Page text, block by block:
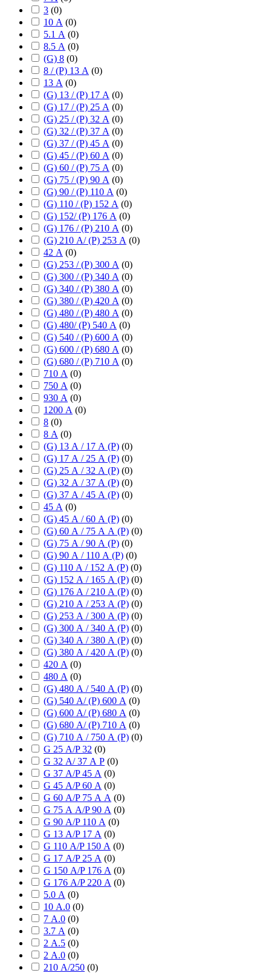
3 (0)
10 А (0)
5.1 А (0)
8.5 А (0)
(G) 8 (0)
8 / (P) 13 А (0)
13 А (0)
(G) 13 / (P) 17 А (0)
(G) 17 / (P) 25 А (0)
(G) 25 / (P) 32 А (0)
(G) 32 / (P) 37 А (0)
(G) 37 / (P) 45 А (0)
(G) 45 / (P) 60 А (0)
(G) 60 / (P) 75 А (0)
(G) 75 / (P) 90 А (0)
(G) 90 / (P) 110 А (0)
(G) 110 / (P) 152 А (0)
(G) 152/ (P) 176 А (0)
(G) 176 / (P) 210 А (0)
(G) 210 А/ (P) 253 А (0)
42 А (0)
(G) 253 / (P) 300 А (0)
(G) 300 / (P) 340 А (0)
(G) 340 / (P) 380 А (0)
(G) 380 / (P) 420 А (0)
(G) 480 / (P) 480 А (0)
(G) 480/ (P) 540 А (0)
(G) 540 / (P) 600 А (0)
(G) 600 / (P) 680 А (0)
(G) 680 / (P) 710 А (0)
710 А (0)
750 А (0)
930 А (0)
1200 А (0)
8 (0)
8 А (0)
(G) 13 А / 17 А (P) (0)
(G) 17 А / 25 А (P) (0)
(G) 25 А / 32 А (P) (0)
(G) 32 А / 37 А (P) (0)
(G) 37 А / 45 А (P) (0)
45 А (0)
(G) 45 А / 60 А (P) (0)
(G) 60 А / 75 А А (P) (0)
(G) 75 А / 90 А (P) (0)
(G) 90 А / 110 А (P) (0)
(G) 110 А / 152 А (P) (0)
(G) 152 А / 165 А (P) (0)
(G) 176 А / 210 А (P) (0)
(G) 210 А / 253 А (P) (0)
(G) 253 А / 300 А (P) (0)
(G) 300 А / 340 А (P) (0)
(G) 340 А / 380 А (P) (0)
(G) 380 А / 420 А (P) (0)
420 А (0)
480 А (0)
(G) 480 А / 540 А (P) (0)
(G) 540 А/ (P) 600 А (0)
(G) 600 А/ (P) 680 А (0)
(G) 680 А/ (P) 710 А (0)
(G) 710 А / 750 А (P) (0)
G 25 А/P 32 (0)
G 32 А/ 37 А P (0)
G 37 А/P 45 А (0)
G 45 А/P 60 А (0)
G 60 А/P 75 А А (0)
G 75 А А/P 90 А (0)
G 90 А/P 110 А (0)
G 13 А/P 17 А (0)
G 110 А/P 150 А (0)
G 17 А/P 25 А (0)
G 150 А/P 176 А (0)
G 176 А/P 220 А (0)
5.0 А (0)
10 А.0 (0)
7 А.0 (0)
3.7 А (0)
2 А.5 (0)
2 А.0 (0)
210 А/250 (0)